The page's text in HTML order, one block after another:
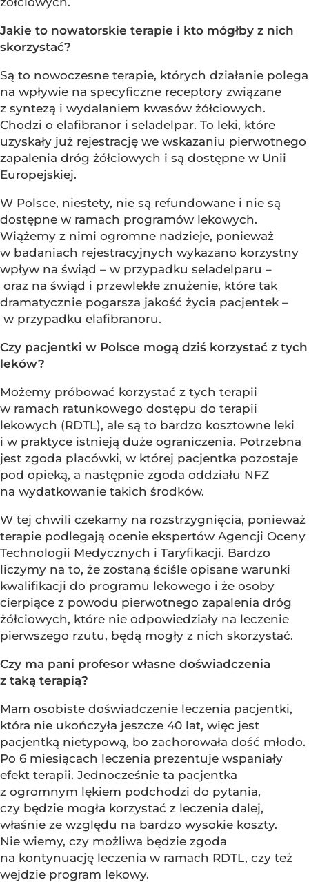
Jakie to nowatorskie terapie i kto mógłby z nich
skorzystać?
Są to nowoczesne terapie, których działanie polega
na wpływie na specyficzne receptory związane
z syntezą i wydalaniem kwasów żółciowych.
Chodzi o elafibranor i seladelpar. To leki, które
uzyskały już rejestrację we wskazaniu pierwotnego
zapalenia dróg żółciowych i są dostępne w Unii
Europejskiej.
W Polsce, niestety, nie są refundowane i nie są
dostępne w ramach programów lekowych.
Wiążemy z nimi ogromne nadzieje, ponieważ
w badaniach rejestracyjnych wykazano korzystny
wpływ na świąd – w przypadku seladelparu –
oraz na świąd i przewlekłe znużenie, które tak
dramatycznie pogarsza jakość życia pacjentek –
w przypadku elafibranoru.
Czy pacjentki w Polsce mogą dziś korzystać z tych
leków?
Możemy próbować korzystać z tych terapii
w ramach ratunkowego dostępu do terapii
lekowych (RDTL), ale są to bardzo kosztowne leki
i w praktyce istnieją duże ograniczenia. Potrzebna
jest zgoda placówki, w której pacjentka pozostaje
pod opieką, a następnie zgoda oddziału NFZ
na wydatkowanie takich środków.
W tej chwili czekamy na rozstrzygnięcia, ponieważ
terapie podlegają ocenie ekspertów Agencji Oceny
Technologii Medycznych i Taryfikacji. Bardzo
liczymy na to, że zostaną ściśle opisane warunki
kwalifikacji do programu lekowego i że osoby
cierpiące z powodu pierwotnego zapalenia dróg
żółciowych, które nie odpowiedziały na leczenie
pierwszego rzutu, będą mogły z nich skorzystać.
Czy ma pani profesor własne doświadczenia
z taką terapią?
Mam osobiste doświadczenie leczenia pacjentki,
która nie ukończyła jeszcze 40 lat, więc jest
pacjentką nietypową, bo zachorowała dość młodo.
Po 6 miesiącach leczenia prezentuje wspaniały
efekt terapii. Jednocześnie ta pacjentka
z ogromnym lękiem podchodzi do pytania,
czy będzie mogła korzystać z leczenia dalej,
właśnie ze względu na bardzo wysokie koszty.
Nie wiemy, czy możliwa będzie zgoda
na kontynuację leczenia w ramach RDTL, czy też
wejdzie program lekowy.